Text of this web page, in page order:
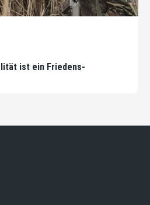
ist ein Friedens-